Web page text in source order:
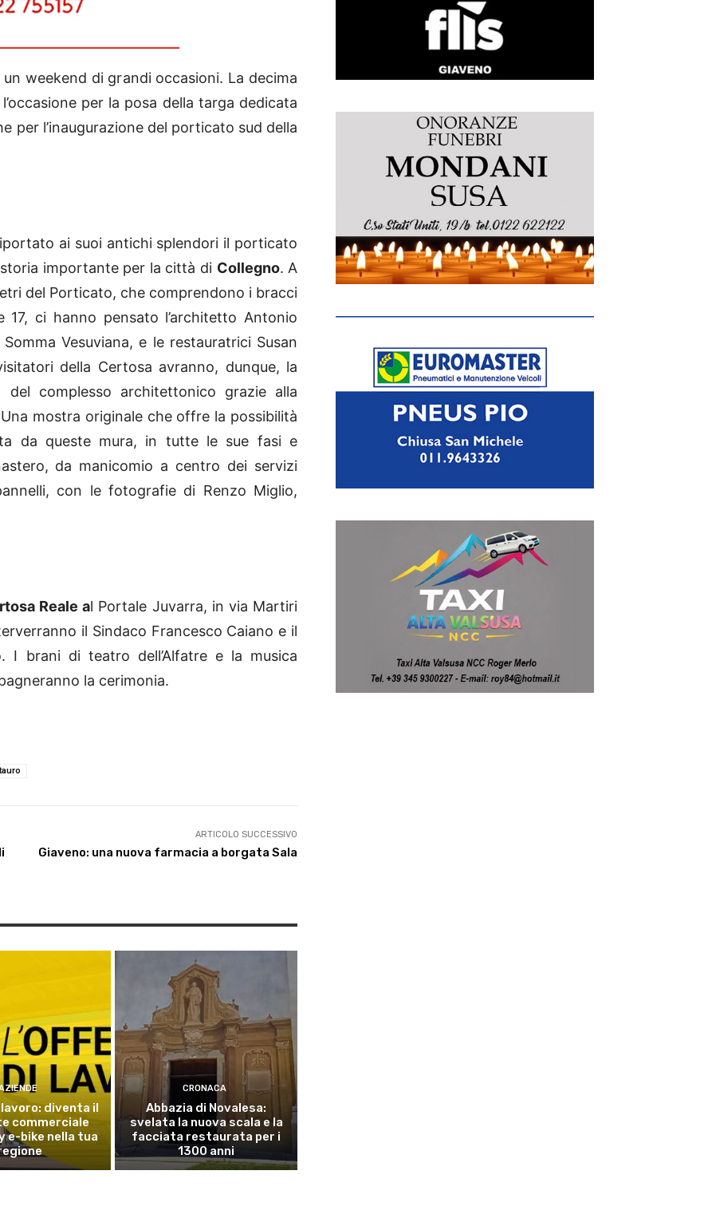
weekend di grandi occasioni. La decima
per la posa della targa dedicata
per l’inaugurazione del porticato sud della
ai suoi antichi splendori il porticato
importante per la città di Collegno. A
del Porticato, che comprendono i bracci
ci hanno pensato l’architetto Antonio
Vesuviana, e le restauratrici Susan
della Certosa avranno, dunque, la
complesso architettonico grazie alla
mostra originale che offre la possibilità
da queste mura, in tutte le sue fasi e
da manicomio a centro dei servizi
con le fotografie di Renzo Miglio,
Reale al Portale Juvarra, in via Martiri
il Sindaco Francesco Caiano e il
I brani di teatro dell’Alfatre e la musica
la cerimonia.
ARTICOLO SUCCESSIVO
Giaveno: una nuova farmacia a borgata Sala
diventa il
commerciale
e-bike nella tua
CRONACA
Abbazia di Novalesa:
svelata la nuova scala e la
facciata restaurata per i
1300 anni